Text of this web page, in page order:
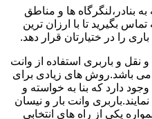
بنادر،لنگرگاه ها و مناطق
بگیرید تا با ارزان ترین
را در ختیارتان قرار دهد.
نقل و باربری استفاده از وانت
می باشد.روش های زیادی برای
دارد که بنا به خواسته و
وانت بار و نیسان
یکی از راه های انتخابی